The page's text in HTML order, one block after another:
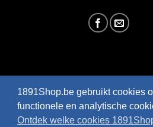
Webshop
1891Shop.be gebruikt cookies
functionele en analytische
Ontdek welke cookies